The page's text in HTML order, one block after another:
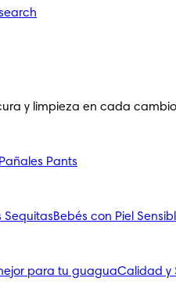
y limpieza en cada
Pañales Pants
SequitasBebés con Piel
para tu guaguaCalidad y